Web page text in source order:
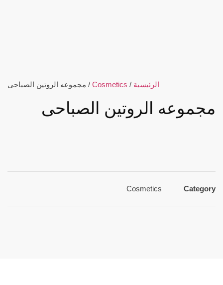
الرئيسية /
Cosmetics / مجموعه الروتين الصباحى
مجموعه الروتين الصباحى
Category
Cosmetics